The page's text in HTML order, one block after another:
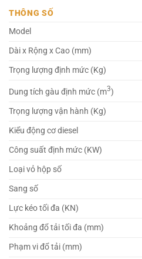
THÔNG SỐ
Model
Dài x Rộng x Cao (mm)
Trọng lượng định mức (Kg)
Dung tích gàu định mức (m3)
Trọng lượng vận hành (Kg)
Kiểu động cơ diesel
Công suất định mức (KW)
Loại vỏ hộp số
Sang số
Lực kéo tối đa (KN)
Khoảng đổ tải tối đa (mm)
Phạm vi đổ tải (mm)